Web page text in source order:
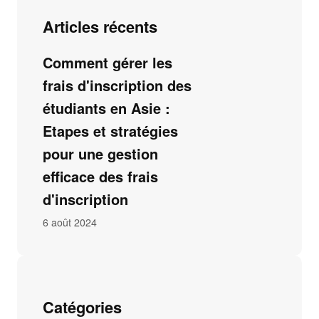
Articles récents
Comment gérer les
frais d'inscription des
étudiants en Asie :
Etapes et stratégies
pour une gestion
efficace des frais
d'inscription
6 août 2024
Catégories